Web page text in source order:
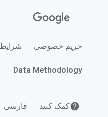
حریم خصوصی شرایط
Data Methodology
کمک کنید